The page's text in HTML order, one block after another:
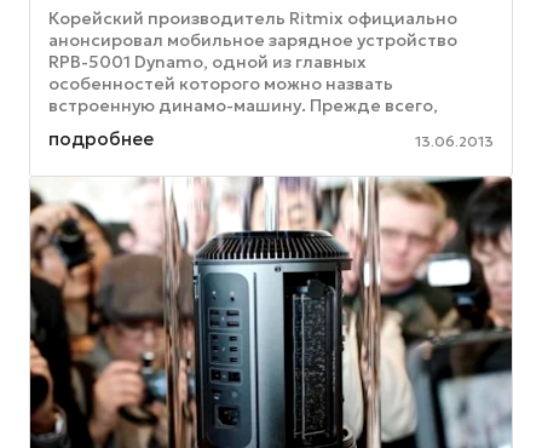
Корейский производитель Ritmix официально
анонсировал мобильное зарядное устройство
RPB-5001 Dynamo, одной из главных
особенностей которого можно назвать
встроенную динамо-машину. Прежде всего,
новинка укомплектована аккумуляторной
батареей кА 5000 ...
подробнее 13.06.2013